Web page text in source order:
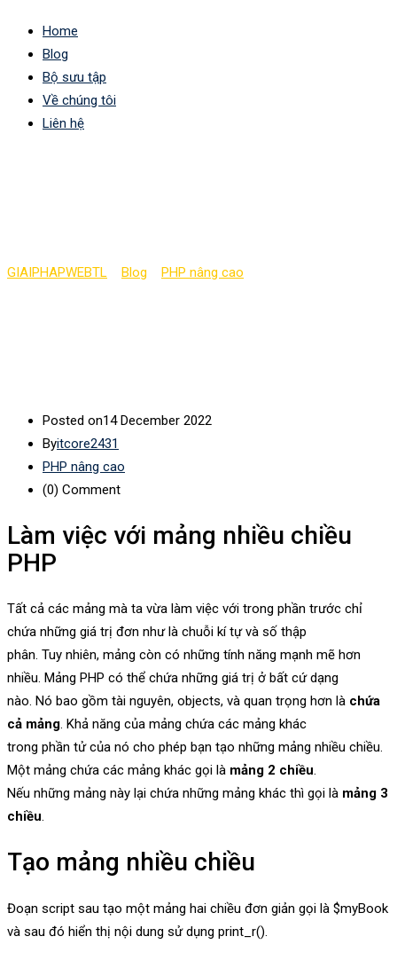
Home
Blog
Bộ sưu tập
Về chúng tôi
Liên hệ
GIAIPHAPWEBTL Blog PHP nâng cao
Posted on14 December 2022
Byitcore2431
PHP nâng cao
(0) Comment
Làm việc với mảng nhiều chiều
PHP
Tất cả các mảng mà ta vừa làm việc với trong phần trước chỉ
chứa những giá trị đơn như là chuỗi kí tự và số thập
phân. Tuy nhiên, mảng còn có những tính năng mạnh mẽ hơn
nhiều. Mảng PHP có thể chứa những giá trị ở bất cứ dạng
nào. Nó bao gồm tài nguyên, objects, và quan trọng hơn là chứa
cả mảng. Khả năng của mảng chứa các mảng khác
trong phần tử của nó cho phép bạn tạo những mảng nhiều chiều.
Một mảng chứa các mảng khác gọi là mảng 2 chiều.
Nếu những mảng này lại chứa những mảng khác thì gọi là mảng 3
chiều.
Tạo mảng nhiều chiều
Đoạn script sau tạo một mảng hai chiều đơn giản gọi là $myBook
và sau đó hiển thị nội dung sử dụng print_r().